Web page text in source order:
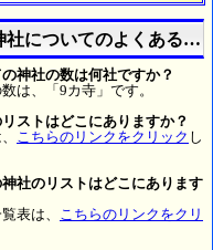
についてのよくある質
神社の数は何社ですか？
は、「9カ寺」です。
ストはどこにありますか？
こちらのリンクをクリック し
社のリストはどこにあります
表は、
こちらのリンクをクリ